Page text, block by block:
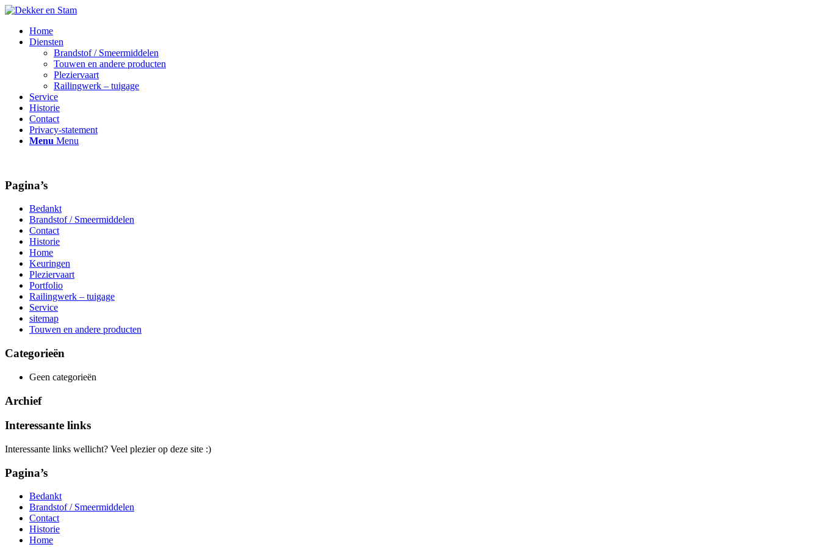
Home
Diensten
Brandstof / Smeermiddelen
Touwen en andere producten
Pleziervaart
Railingwerk – tuigage
Service
Historie
Contact
Privacy-statement
Menu Menu
Pagina’s
Bedankt
Brandstof / Smeermiddelen
Contact
Historie
Home
Keuringen
Pleziervaart
Portfolio
Railingwerk – tuigage
Service
sitemap
Touwen en andere producten
Categorieën
Geen categorieën
Archief
Interessante links
Interessante links wellicht? Veel plezier op deze site :)
Pagina’s
Bedankt
Brandstof / Smeermiddelen
Contact
Historie
Home